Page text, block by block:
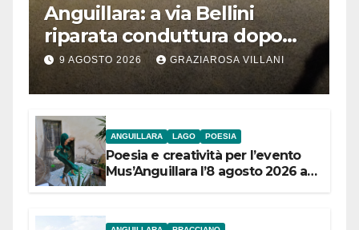
Anguillara: a via Bellini
riparata conduttura dopo
segnalazione IdD
9 AGOSTO 2026 GRAZIAROSA VILLANI
ANGUILLARA LAGO POESIA
Poesia e creatività per l’evento
Mus’Anguillara l’8 agosto 2026 al